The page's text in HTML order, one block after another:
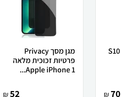
70
₪
מגן מסך Privacy
פרטיות זכוכית מלאה
Apple iPhone 1...
52
₪